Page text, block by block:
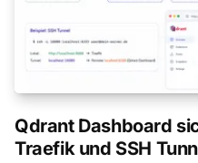
Qdrant Dashboard
Traefik und SSH